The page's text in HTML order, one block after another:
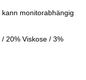
monitorabhängig
20% Viskose / 3%